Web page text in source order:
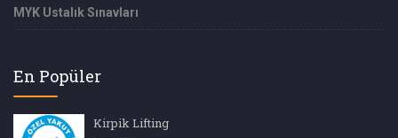
MYK Ustalık Sınavları
En Popüler
Kirpik Lifting